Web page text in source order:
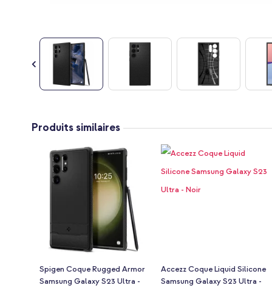
au
début
Galerie
d’images
Produits similaires
Spigen Coque Rugged Armor
Samsung Galaxy S23 Ultra -
Accezz Coque Liquid Silicone
Samsung Galaxy S23 Ultra -